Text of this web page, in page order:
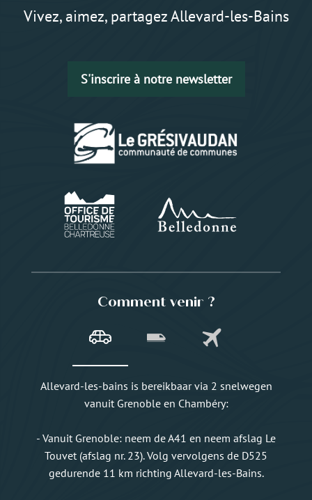
Vivez, aimez, partagez Allevard-les-Bains
S'inscrire à notre newsletter
Comment venir ?
Allevard-les-bains is bereikbaar via 2 snelwegen
vanuit Grenoble en Chambéry:
- Vanuit Grenoble: neem de A41 en neem afslag Le
Touvet (afslag nr. 23). Volg vervolgens de D525
gedurende 11 km richting Allevard-les-Bains.